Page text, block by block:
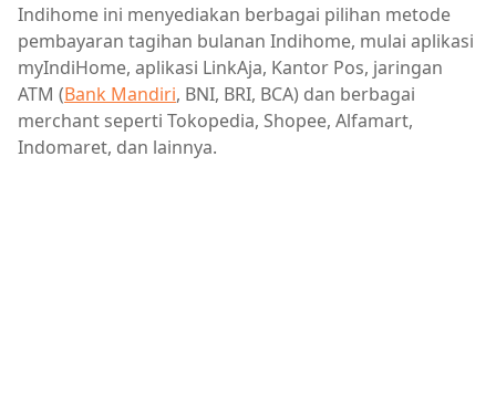
Indihome ini menyediakan berbagai pilihan metode
pembayaran tagihan bulanan Indihome, mulai aplikasi
myIndiHome, aplikasi LinkAja, Kantor Pos, jaringan
ATM (Bank Mandiri, BNI, BRI, BCA) dan berbagai
merchant seperti Tokopedia, Shopee, Alfamart,
Indomaret, dan lainnya.